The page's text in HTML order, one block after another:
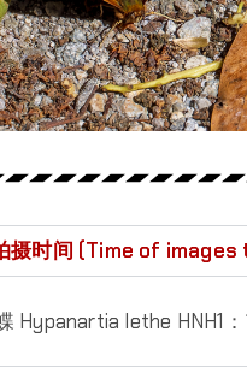
摄时间 (Time of images
Hypanartia lethe HNH1：